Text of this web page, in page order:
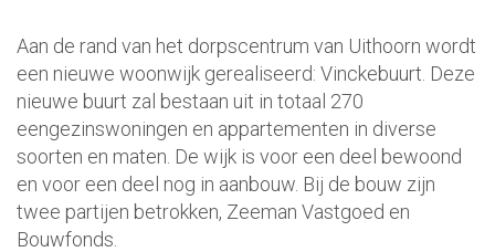
Aan de rand van het dorpscentrum van Uithoorn wordt
een nieuwe woonwijk gerealiseerd: Vinckebuurt. Deze
nieuwe buurt zal bestaan uit in totaal 270
eengezinswoningen en appartementen in diverse
soorten en maten. De wijk is voor een deel bewoond
en voor een deel nog in aanbouw. Bij de bouw zijn
twee partijen betrokken, Zeeman Vastgoed en
Bouwfonds.